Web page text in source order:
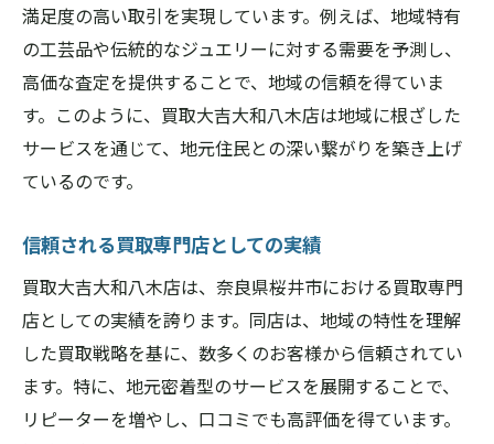
お客様フィードバックを活用した改善
地域イベントとの連携による認知度向上
多様な支払い方法で便利さを追求
アフターサービスの充実
オンライン査定サービスの利便性
満足度の高い取引を実現しています。例えば、地域特有
の工芸品や伝統的なジュエリーに対する需要を予測し、
高価な査定を提供することで、地域の信頼を得ていま
す。このように、買取大吉大和八木店は地域に根ざした
サービスを通じて、地元住民との深い繋がりを築き上げ
ているのです。
信頼される買取専門店としての実績
買取大吉大和八木店は、奈良県桜井市における買取専門
店としての実績を誇ります。同店は、地域の特性を理解
した買取戦略を基に、数多くのお客様から信頼されてい
ます。特に、地元密着型のサービスを展開することで、
リピーターを増やし、口コミでも高評価を得ています。